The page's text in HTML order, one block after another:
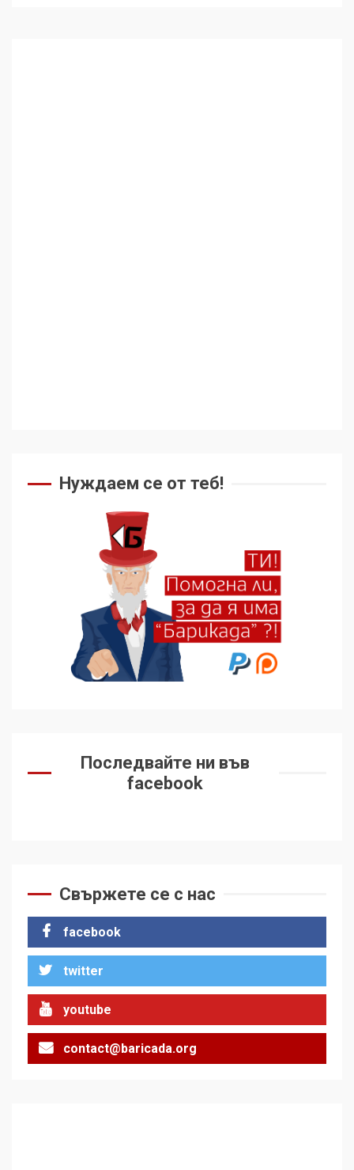
Нуждаем се от теб!
Последвайте ни във
facebook
Свържете се с нас
facebook
twitter
youtube
contact@baricada.org